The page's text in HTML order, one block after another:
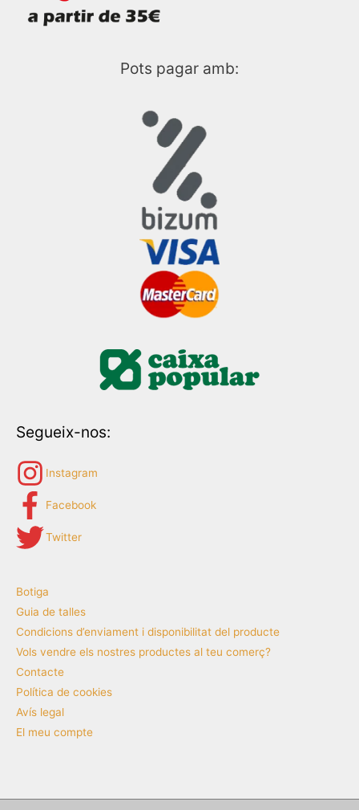
Pots pagar amb:
Segueix-nos:
Instagram
Facebook
Twitter
Botiga
Guia de talles
Condicions d’enviament i disponibilitat del producte
Vols vendre els nostres productes al teu comerç?
Contacte
Política de cookies
Avís legal
El meu compte